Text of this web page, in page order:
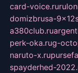
card-voice.ru
domizbrusa-
a380club.ru
perk-oka.rug-
naruto-x.ru
spayderhed-